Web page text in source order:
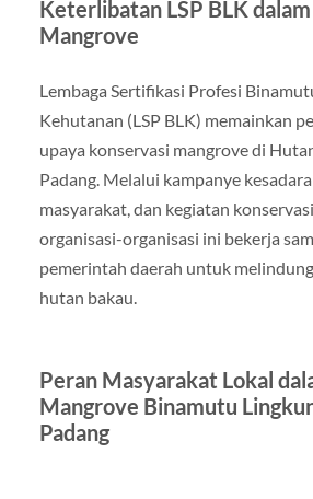
Keterlibatan LSP BLK
Mangrove
Lembaga Sertifikasi Profesi
Kehutanan (LSP BLK) memainkan
upaya konservasi mangrove di
Padang. Melalui kampanye
masyarakat, dan kegiatan
organisasi-organisasi ini bekerja
pemerintah daerah untuk
hutan bakau.
Peran Masyarakat Lokal
Mangrove Binamutu
Padang